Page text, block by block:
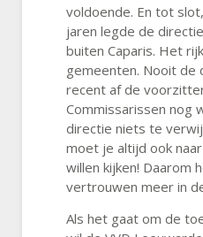
voldoende. En tot
jaren legde de
buiten Caparis. Het
gemeenten. Nooit de
recent af de
Commissarissen nog
directie niets te
moet je altijd ook
willen kijken! Daarom
vertrouwen meer in
Als het gaat om de